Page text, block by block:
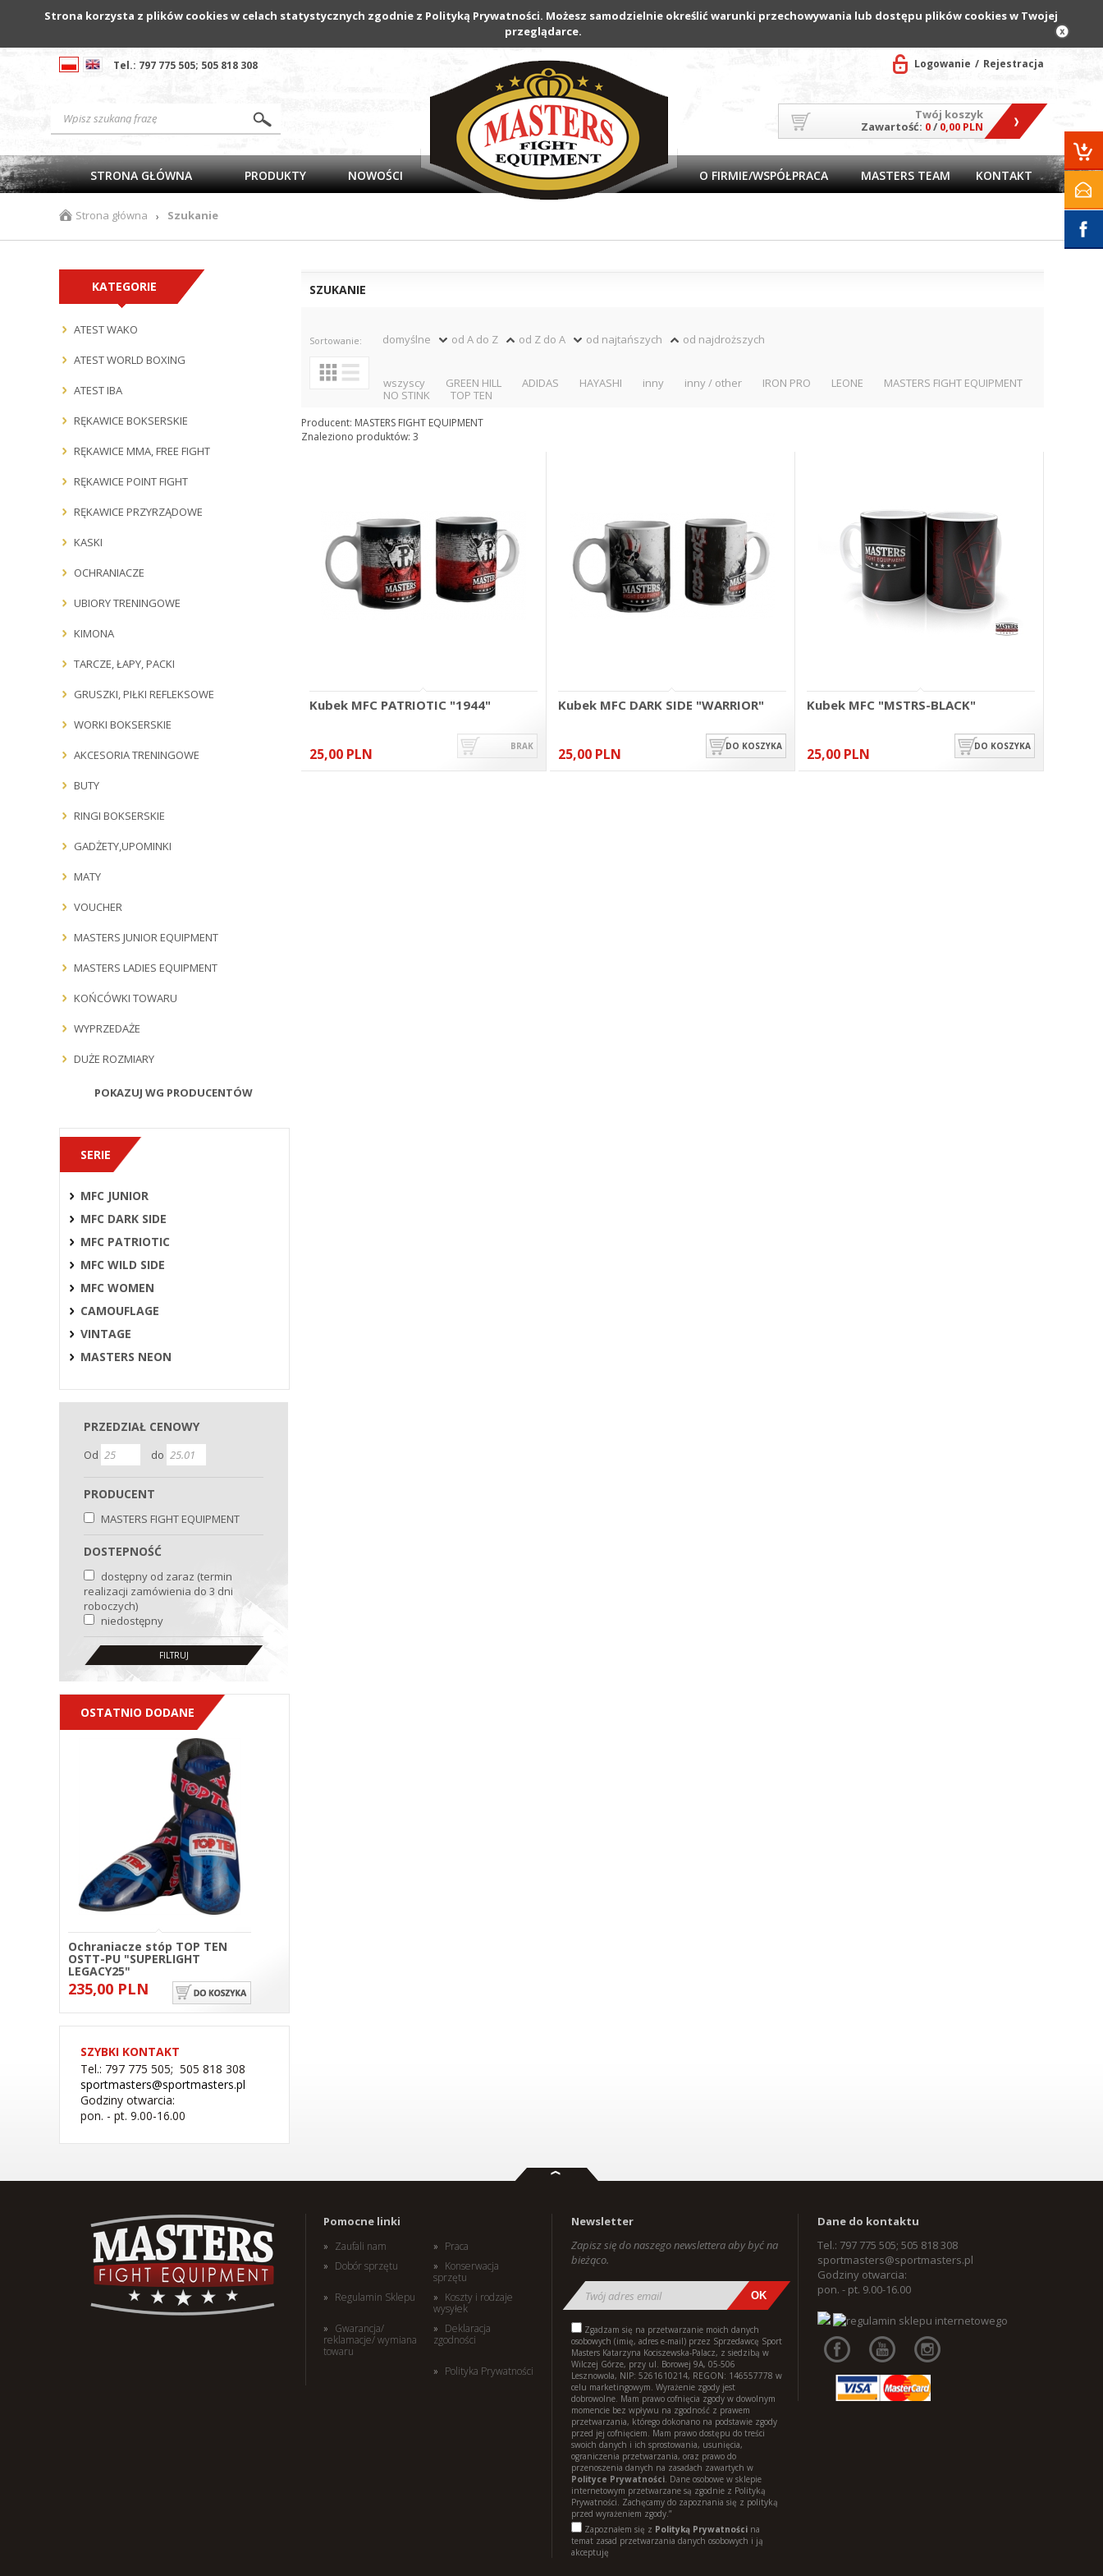
Strona korzysta z plików cookies w celach statystycznych zgodnie z Polityką Prywatności. Możesz samodzielnie określić warunki przechowywania lub dostępu plików cookies w Twojej
przeglądarce.
Tel.: 797 775 505; 505 818 308 Logowanie Rejestracja
Twój koszyk
Zawartość: 0/ 0,00 PLN
STRONA GŁÓWNA PRODUKTY NOWOŚCI O FIRMIE/WSPÓŁPRACA MASTERS TEAM KONTAKT
Strona główna › Szukanie
KATEGORIE
ATEST WAKO
ATEST WORLD BOXING
ATEST IBA
RĘKAWICE BOKSERSKIE
RĘKAWICE MMA, FREE FIGHT
RĘKAWICE POINT FIGHT
RĘKAWICE PRZYRZĄDOWE
KASKI
OCHRANIACZE
UBIORY TRENINGOWE
KIMONA
TARCZE, ŁAPY, PACKI
GRUSZKI, PIŁKI REFLEKSOWE
WORKI BOKSERSKIE
AKCESORIA TRENINGOWE
BUTY
RINGI BOKSERSKIE
GADŻETY,UPOMINKI
MATY
VOUCHER
MASTERS JUNIOR EQUIPMENT
MASTERS LADIES EQUIPMENT
KOŃCÓWKI TOWARU
WYPRZEDAŻE
DUŻE ROZMIARY
POKAZUJ WG PRODUCENTÓW
SERIE
MFC JUNIOR
MFC DARK SIDE
MFC PATRIOTIC
MFC WILD SIDE
MFC WOMEN
CAMOUFLAGE
VINTAGE
MASTERS NEON
PRZEDZIAŁ CENOWY
Od do
PRODUCENT
MASTERS FIGHT EQUIPMENT
DOSTEPNOŚĆ
dostępny od zaraz (termin
realizacji zamówienia do 3 dni
roboczych)
niedostępny
OSTATNIO DODANE
Ochraniacze stóp TOP TEN
OSTT-PU "SUPERLIGHT
LEGACY25"
235,00 PLN
(W) Rękawice bokserskie
RBT-PRO-TRAIN czarno-
różowe 10 oz
179,00 PLN
SZYBKI KONTAKT
Tel.: 797 775 505; 505 818 308
sportmasters@sportmasters.pl
Godziny otwarcia:
pon. - pt. 9.00-16.00
SZUKANIE
Sortowanie: domyślne od A do Z od Z do A od najtańszych od najdroższych
Producenci: wszyscy GREEN HILL ADIDAS HAYASHI inny inny / other IRON PRO LEONE
MASTERS FIGHT EQUIPMENT
NO STINK
TOP TEN
Producent: MASTERS FIGHT EQUIPMENT
Znaleziono produktów: 3
Kubek MFC PATRIOTIC "1944"
25,00 PLN BRAK
Kubek MFC DARK SIDE "WARRIOR"
25,00 PLN DO KOSZYKA
Kubek MFC "MSTRS-BLACK"
25,00 PLN DO KOSZYKA
Pomocne linki
Praca
Zaufali nam
Konserwacja
sprzętu
Dobór sprzętu
Koszty i rodzaje
wysyłek
Regulamin Sklepu
Deklaracja
zgodności
Gwarancja/
reklamacje/ wymiana
towaru
Polityka Prywatności
Newsletter
Zapisz się do naszego newslettera aby być na
bieżąco.
Zgadzam się na przetwarzanie moich danych
osobowych (imię, adres e-mail) przez Sprzedawcę Sport
Masters Katarzyna Kociszewska-Palacz, z siedzibą w
Wilczej Górze, przy ul. Borowej 9A, 05-506
Lesznowola, NIP: 5261610214, REGON: 146557778 w
celu marketingowym. Wyrażenie zgody jest
dobrowolne. Mam prawo cofnięcia zgody w dowolnym
momencie bez wpływu na zgodność z prawem
przetwarzania, którego dokonano na podstawie zgody
przed jej cofnięciem. Mam prawo dostępu do treści
swoich danych i ich sprostowania, usunięcia,
ograniczenia przetwarzania, oraz prawo do
przenoszenia danych na zasadach zawartych w
Polityce Prywatności. Dane osobowe w sklepie
internetowym przetwarzane są zgodnie z Polityką
Prywatności. Zachęcamy do zapoznania się z polityką
przed wyrażeniem zgody.”
Zapoznałem się z Polityką Prywatności na
temat zasad przetwarzania danych osobowych i ją
akceptuję
Dane do kontaktu
Tel.: 797 775 505; 505 818 308
sportmasters@sportmasters.pl
Godziny otwarcia:
pon. - pt. 9.00-16.00